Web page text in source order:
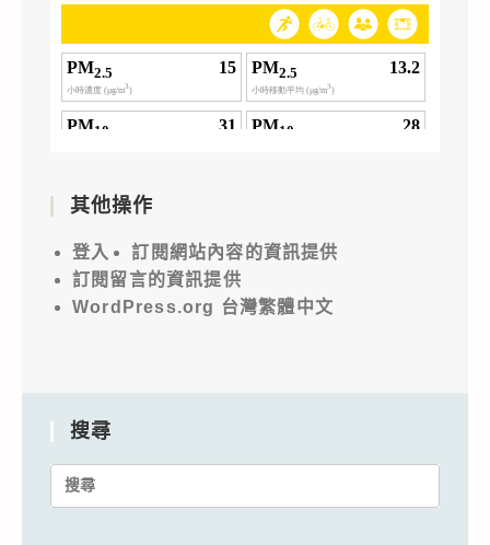
其他操作
登入
訂閱網站內容的資訊提供
訂閱留言的資訊提供
WordPress.org 台灣繁體中文
搜尋
Search